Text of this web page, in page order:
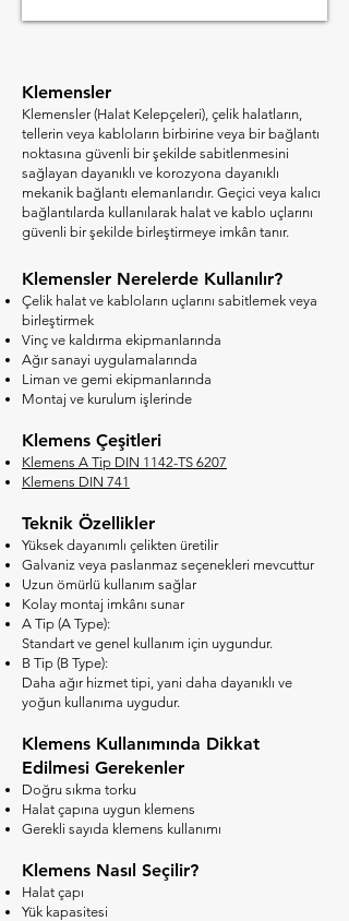
Klemensler
Klemensler (Halat Kelepçeleri), çelik halatların,
tellerin veya kabloların birbirine veya bir bağlantı
noktasına güvenli bir şekilde sabitlenmesini
sağlayan dayanıklı ve korozyona dayanıklı
mekanik bağlantı elemanlarıdır. Geçici veya kalıcı
bağlantılarda kullanılarak halat ve kablo uçlarını
güvenli bir şekilde birleştirmeye imkân tanır.
Klemensler Nerelerde Kullanılır?
Çelik halat ve kabloların uçlarını sabitlemek veya
birleştirmek
Vinç ve kaldırma ekipmanlarında
Ağır sanayi uygulamalarında
Liman ve gemi ekipmanlarında
Montaj ve kurulum işlerinde
Klemens Çeşitleri
Klemens A Tip DIN 1142-TS 6207
Klemens DIN 741
Teknik Özellikler
Yüksek dayanımlı çelikten üretilir
Galvaniz veya paslanmaz seçenekleri mevcuttur
Uzun ömürlü kullanım sağlar
Kolay montaj imkânı sunar
A Tip (A Type):
Standart ve genel kullanım için uygundur.
B Tip (B Type):
Daha ağır hizmet tipi, yani daha dayanıklı ve
yoğun kullanıma uygudur.
Klemens Kullanımında Dikkat
Edilmesi Gerekenler
Doğru sıkma torku
Halat çapına uygun klemens
Gerekli sayıda klemens kullanımı
Klemens Nasıl Seçilir?
Halat çapı
Yük kapasitesi